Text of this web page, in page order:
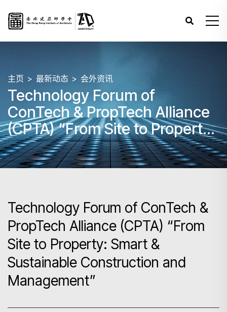
主页 最新动态 会外资讯
Technology Forum of
ConTech & PropTech Alliance
(CPTA) “From Site to Property:
Smart & Sustainable
Construction and
Technology Forum of ConTech &
PropTech Alliance (CPTA) “From
Site to Property: Smart &
Sustainable Construction and
Management”